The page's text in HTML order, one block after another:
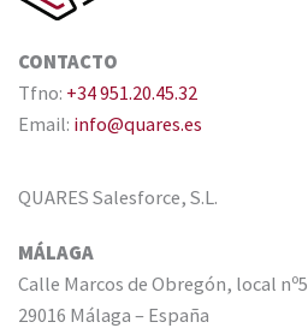
CONTACTO
Tfno: +34 951.20.45.32
Email: info@quares.es
QUARES Salesforce, S.L.
MÁLAGA
Calle Marcos de Obregón, local nº5
29016 Málaga – España